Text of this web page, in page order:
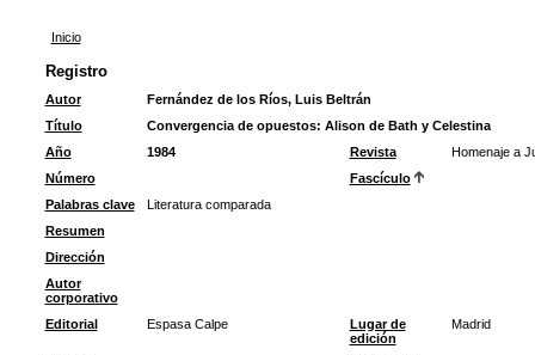
Inicio
Registro
Autor
Fernández de los Ríos, Luis Beltrán
Título
Convergencia de opuestos: Alison de Bath y Celestina
Año
1984 Revista
Homenaje a
Número
Fascículo
Palabras clave
Literatura comparada
Resumen
Dirección
Autor
corporativo
Editorial
Espasa Calpe
Lugar de
edición
Madrid